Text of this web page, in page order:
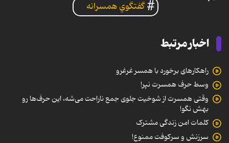
گفتگوي همسرانه
اخبار مرتبط
راهکارهای برخورد با همسر غرغرو
وسط حرف همسرت نپر!
وقتی همسرت از شوخیت جلوی جمع ناراحت می‌شه، این حرف‌ها رو
بهش نگو!
کلمات امن زندگی مشترک
سرزنش و سرکوفت ممنوع!